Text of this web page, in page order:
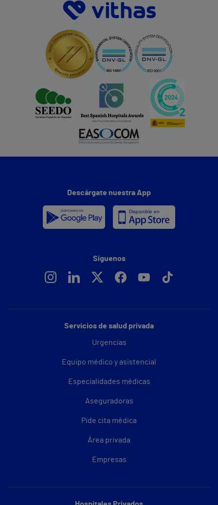
Servicios de salud privada
Urgencias
Equipo médico y asistencial
Especialidades médicas
Aseguradoras
Pide cita médica
Área privada
Empresas
Descárgate nuestra App
Síguenos